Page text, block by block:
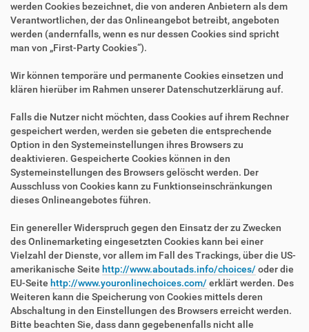
werden Cookies bezeichnet, die von anderen Anbietern als dem
Verantwortlichen, der das Onlineangebot betreibt, angeboten
werden (andernfalls, wenn es nur dessen Cookies sind spricht
man von „First-Party Cookies“).
Wir können temporäre und permanente Cookies einsetzen und
klären hierüber im Rahmen unserer Datenschutzerklärung auf.
Falls die Nutzer nicht möchten, dass Cookies auf ihrem Rechner
gespeichert werden, werden sie gebeten die entsprechende
Option in den Systemeinstellungen ihres Browsers zu
deaktivieren. Gespeicherte Cookies können in den
Systemeinstellungen des Browsers gelöscht werden. Der
Ausschluss von Cookies kann zu Funktionseinschränkungen
dieses Onlineangebotes führen.
Ein genereller Widerspruch gegen den Einsatz der zu Zwecken
des Onlinemarketing eingesetzten Cookies kann bei einer
Vielzahl der Dienste, vor allem im Fall des Trackings, über die US-
amerikanische Seite http://www.aboutads.info/choices/ oder die
EU-Seite http://www.youronlinechoices.com/ erklärt werden. Des
Weiteren kann die Speicherung von Cookies mittels deren
Abschaltung in den Einstellungen des Browsers erreicht werden.
Bitte beachten Sie, dass dann gegebenenfalls nicht alle